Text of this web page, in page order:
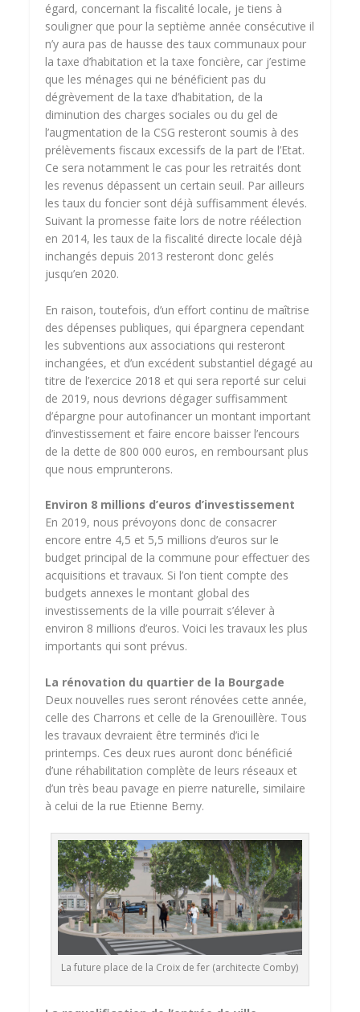
égard, concernant la fiscalité locale, je tiens à
souligner que pour la septième année consécutive il
n’y aura pas de hausse des taux communaux pour
la taxe d’habitation et la taxe foncière, car j’estime
que les ménages qui ne bénéficient pas du
dégrèvement de la taxe d’habitation, de la
diminution des charges sociales ou du gel de
l’augmentation de la CSG resteront soumis à des
prélèvements fiscaux excessifs de la part de l’Etat.
Ce sera notamment le cas pour les retraités dont
les revenus dépassent un certain seuil. Par ailleurs
les taux du foncier sont déjà suffisamment élevés.
Suivant la promesse faite lors de notre réélection
en 2014, les taux de la fiscalité directe locale déjà
inchangés depuis 2013 resteront donc gelés
jusqu’en 2020.
En raison, toutefois, d’un effort continu de maîtrise
des dépenses publiques, qui épargnera cependant
les subventions aux associations qui resteront
inchangées, et d’un excédent substantiel dégagé au
titre de l’exercice 2018 et qui sera reporté sur celui
de 2019, nous devrions dégager suffisamment
d’épargne pour autofinancer un montant important
d’investissement et faire encore baisser l’encours
de la dette de 800 000 euros, en remboursant plus
que nous emprunterons.
Environ 8 millions d’euros d’investissement
En 2019, nous prévoyons donc de consacrer
encore entre 4,5 et 5,5 millions d’euros sur le
budget principal de la commune pour effectuer des
acquisitions et travaux. Si l’on tient compte des
budgets annexes le montant global des
investissements de la ville pourrait s’élever à
environ 8 millions d’euros. Voici les travaux les plus
importants qui sont prévus.
La rénovation du quartier de la Bourgade
Deux nouvelles rues seront rénovées cette année,
celle des Charrons et celle de la Grenouillère. Tous
les travaux devraient être terminés d’ici le
printemps. Ces deux rues auront donc bénéficié
d’une réhabilitation complète de leurs réseaux et
d’un très beau pavage en pierre naturelle, similaire
à celui de la rue Etienne Berny.
La future place de la Croix de fer (architecte Comby)